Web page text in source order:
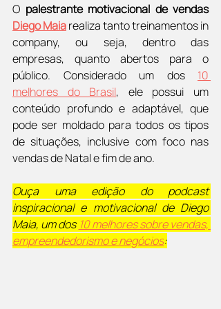
O
palestrante motivacional de vendas
Diego Maia realiza tanto treinamentos in
company, ou seja, dentro das
empresas, quanto abertos para o
público. Considerado um dos 10
melhores do Brasil, ele possui um
conteúdo profundo e adaptável, que
pode ser moldado para todos os tipos
de situações, inclusive com foco nas
vendas de Natal e fim de ano.
Ouça uma edição do podcast
inspiracional e motivacional de Diego
Maia, um dos 10 melhores sobre vendas,
empreendedorismo e negócios: